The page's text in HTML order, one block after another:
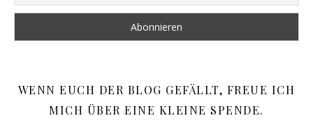
WENN EUCH DER BLOG GEFÄLLT, FREUE ICH
MICH ÜBER EINE KLEINE SPENDE.